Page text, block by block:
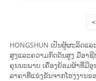
<
HONGSHUN ເປັນຜູ້ຜະລິດ
ສູງແລະຄວາມກົດດັນສູງ ມືອາຊີ
ຄຸນນະພາບ ເຄື່ອງຍ້ອມຜ້າທີ່ມີ
ລາຄາທີ່ແຂ່ງຂັນຈາກໂຮງງານຂ